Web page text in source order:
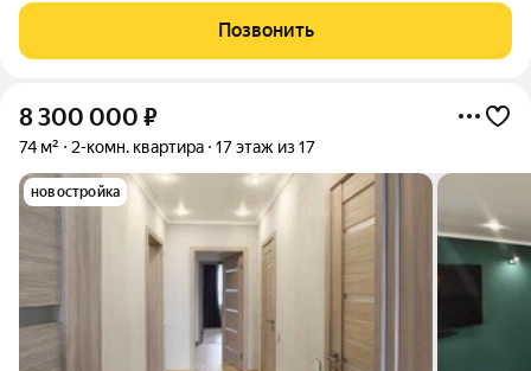
10040кв. м, а
Позвонить
8 300 000 ₽
74 м² 2-комн. квартира 17 этаж из 17
новостройка